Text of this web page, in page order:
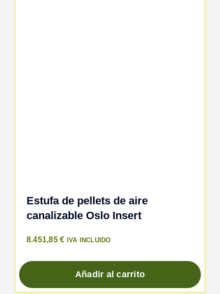
Estufa de pellets de aire
canalizable Oslo Insert
8.451,85€ IVA INCLUIDO
Añadir al carrito